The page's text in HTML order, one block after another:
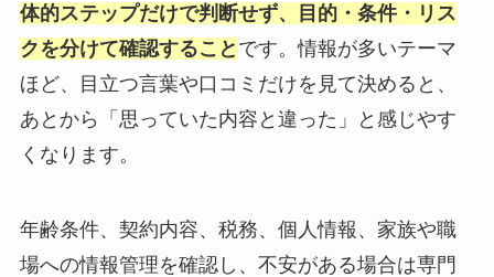
体的ステップだけで判断せず、目的・条件・リス
クを分けて確認すること です。情報が多いテーマ
ほど、目立つ言葉や口コミだけを見て決めると、
あとから「思っていた内容と違った」と感じやす
くなります。
年齢条件、契約内容、税務、個人情報、家族や職
場への情報管理を確認し、不安がある場合は専門